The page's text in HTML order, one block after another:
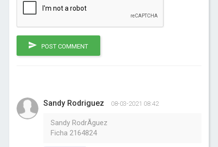
POST COMMENT
Sandy Rodriguez 08-03-2021 08:42
Sandy RodrÃ­guez
Ficha 2164824